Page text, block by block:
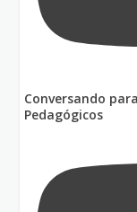
Conversando
Pedagógicos